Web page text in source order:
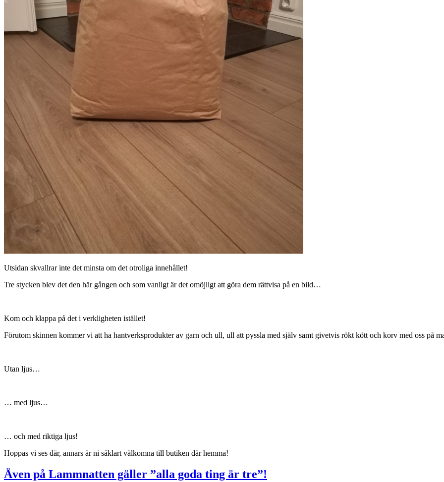
Utsidan skvallrar inte det minsta om det otroliga innehållet!
Tre stycken blev det den här gången och som vanligt är det omöjligt att göra dem rättvisa på en bild…
Kom och klappa på det i verkligheten istället!
Förutom skinnen kommer vi att ha hantverksprodukter av garn och ull, ull att pyssla med själv samt givetvis rökt kött och korv med oss på
Utan ljus…
… med ljus…
… och med riktiga ljus!
Hoppas vi ses där, annars är ni såklart välkomna till butiken där hemma!
Även på Lammnatten gäller ”alla goda ting är tre”!